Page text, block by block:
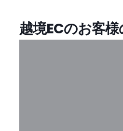
越境ECのお客